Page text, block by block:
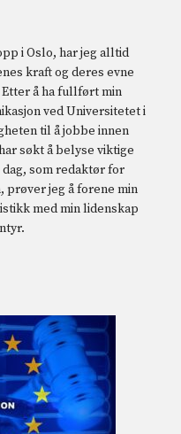
i Oslo, har jeg alltid
kraft og deres evne
å ha fullført min
ved Universitetet i
til å jobbe innen
søkt å belyse viktige
som redaktør for
jeg å forene min
med min lidenskap